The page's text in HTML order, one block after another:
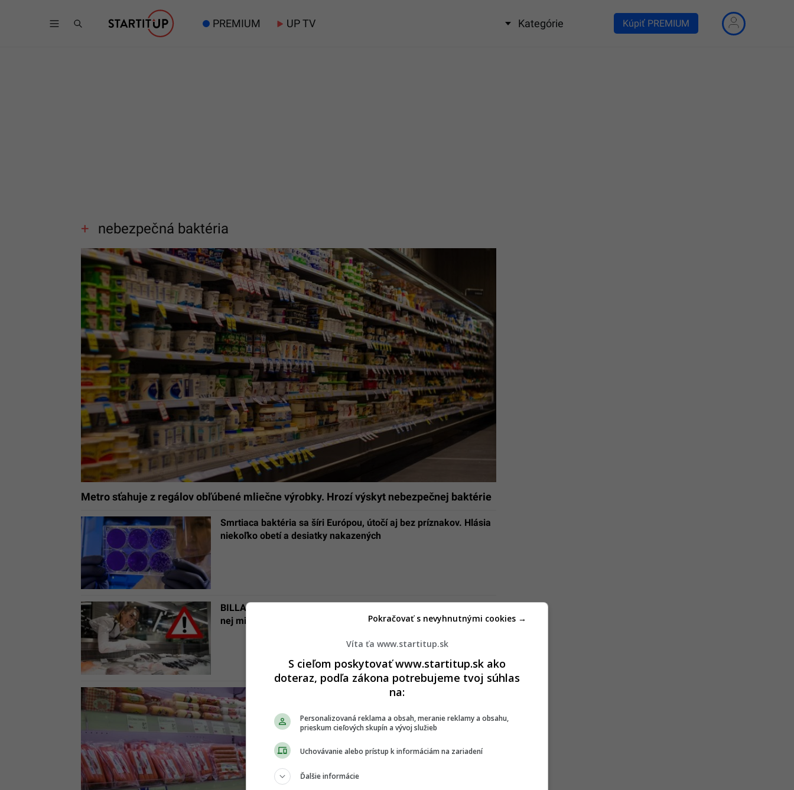
PREMIUM UP TV Kategórie Kúpiť PREMIUM
nebezpečná baktéria
Metro sťahuje z regálov obľúbené mliečne výrobky. Hrozí výskyt nebezpečnej baktérie
Smrtiaca baktéria sa šíri Európou, útočí aj bez príznakov. Hlásia
niekoľko obetí a desiatky nakazených
BILLA varuje pred slanou pochúťkou z vlastných pultov. Našli v
nej mimoriadne nebezpečnú baktériu
Víta ťa www.startitup.sk
S cieľom poskytovať www.startitup.sk ako
doteraz, podľa zákona potrebujeme tvoj súhlas
na:
Personalizovaná reklama a obsah, meranie reklamy a obsahu,
prieskum cieľových skupín a vývoj služieb
Uchovávanie alebo prístup k informáciám na zariadení
Ďalšie informácie
Pokračovať s nevyhnutnými cookies →